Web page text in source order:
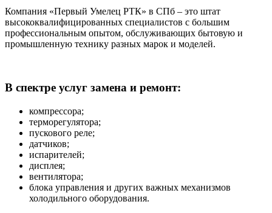
Компания «Первый Умелец РТК» в СПб – это штат
высококвалифицированных специалистов с большим
профессиональным опытом, обслуживающих бытовую и
промышленную технику разных марок и моделей.
В спектре услуг замена и ремонт:
компрессора;
терморегулятора;
пускового реле;
датчиков;
испарителей;
дисплея;
вентилятора;
блока управления и других важных механизмов
холодильного оборудования.